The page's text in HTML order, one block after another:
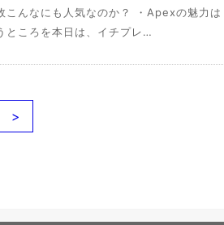
こんなにも人気なのか？ ・Apexの魅力は
ところを本日は、イチプレ…
>